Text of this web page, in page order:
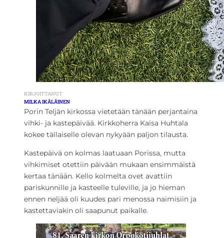
KIRJOITTANUT
MILKA IKÄLÄINEN
Porin Teljän kirkossa vietetään tänään perjantaina
vihki- ja kastepäivää. Kirkkoherra Kaisa Huhtala
kokee tällaiselle olevan nykyään paljon tilausta.
Kastepäivä on kolmas laatuaan Porissa, mutta
vihkimiset otettiin päivään mukaan ensimmäistä
kertaa tänään. Kello kolmelta ovet avattiin
pariskunnille ja kasteelle tuleville, ja jo hieman
ennen neljää oli kuudes pari menossa naimisiin ja
kastettaviakin oli saapunut paikalle.